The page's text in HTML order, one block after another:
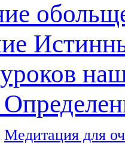
Медитация для